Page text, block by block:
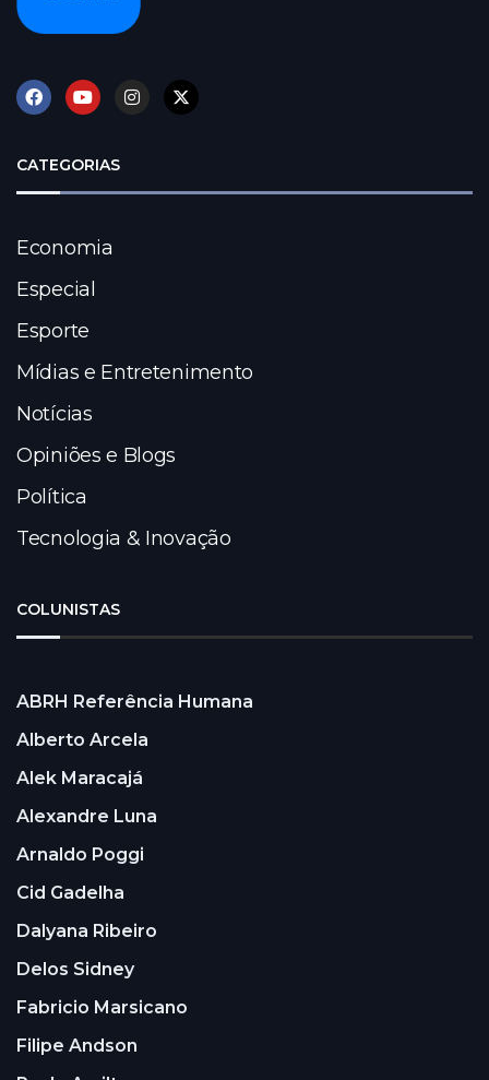
CATEGORIAS
Economia
Especial
Esporte
Mídias e Entretenimento
Notícias
Opiniões e Blogs
Política
Tecnologia & Inovação
COLUNISTAS
ABRH Referência Humana
Alberto Arcela
Alek Maracajá
Alexandre Luna
Arnaldo Poggi
Cid Gadelha
Dalyana Ribeiro
Delos Sidney
Fabricio Marsicano
Filipe Andson